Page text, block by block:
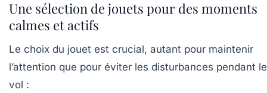
Une sélection de jouets pour des moments
calmes et actifs
Le choix du jouet est crucial, autant pour maintenir
l’attention que pour éviter les disturbances pendant le
vol :